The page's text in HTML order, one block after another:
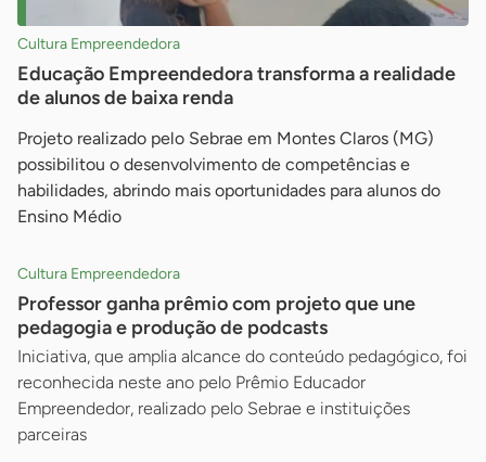
Cultura Empreendedora
Educação Empreendedora transforma a realidade
de alunos de baixa renda
Projeto realizado pelo Sebrae em Montes Claros (MG)
possibilitou o desenvolvimento de competências e
habilidades, abrindo mais oportunidades para alunos do
Ensino Médio
Cultura Empreendedora
Professor ganha prêmio com projeto que une
pedagogia e produção de podcasts
Iniciativa, que amplia alcance do conteúdo pedagógico, foi
reconhecida neste ano pelo Prêmio Educador
Empreendedor, realizado pelo Sebrae e instituições
parceiras